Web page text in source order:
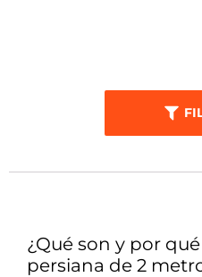
¿Qué son y por
persiana de 2